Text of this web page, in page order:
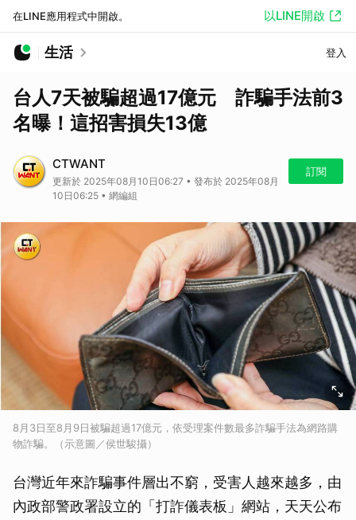
在LINE應用程式中開啟。 以LINE開啟
生活 登入
台人7天被騙超過17億元 詐騙手法前3
名曝！這招害損失13億
CTWANT
更新於 2025年08月10日06:27 • 發布於 2025年08月
10日06:25 • 網編組
訂閱
8月3日至8月9日被騙超過17億元，依受理案件數最多詐騙手法為網路購
物詐騙。（示意圖／侯世駿攝）
台灣近年來詐騙事件層出不窮，受害人越來越多，由
內政部警政署設立的「打詐儀表板」網站，天天公布